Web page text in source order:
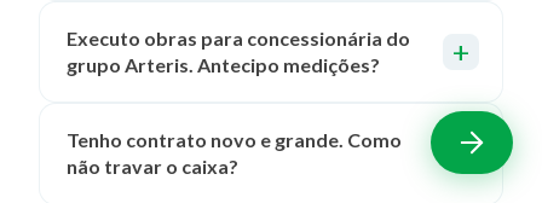
Executo obras para concessionária do
grupo Arteris. Antecipo medições?
Tenho contrato novo e grande. Como
não travar o caixa?